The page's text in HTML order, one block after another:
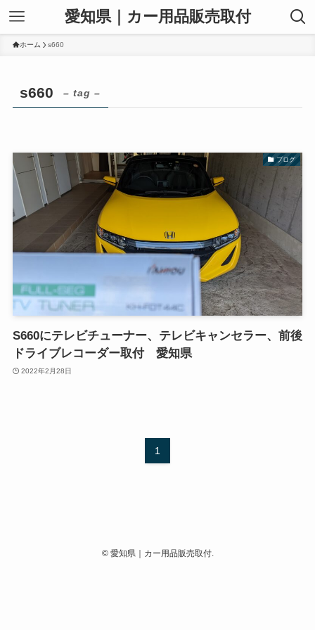
愛知県｜カー用品販売取付
ホーム s660
s660 – tag –
ブログ
S660にテレビチューナー、テレビキャンセラー、前後
ドライブレコーダー取付 愛知県
2022年2月28日
1
©愛知県｜カー用品販売取付.